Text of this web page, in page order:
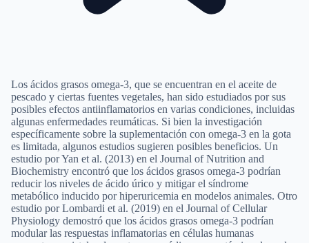
Los ácidos grasos omega-3, que se encuentran en el aceite de
pescado y ciertas fuentes vegetales, han sido estudiados por sus
posibles efectos antiinflamatorios en varias condiciones, incluidas
algunas enfermedades reumáticas. Si bien la investigación
específicamente sobre la suplementación con omega-3 en la gota
es limitada, algunos estudios sugieren posibles beneficios. Un
estudio por Yan et al. (2013) en el Journal of Nutrition and
Biochemistry encontró que los ácidos grasos omega-3 podrían
reducir los niveles de ácido úrico y mitigar el síndrome
metabólico inducido por hiperuricemia en modelos animales. Otro
estudio por Lombardi et al. (2019) en el Journal of Cellular
Physiology demostró que los ácidos grasos omega-3 podrían
modular las respuestas inflamatorias en células humanas